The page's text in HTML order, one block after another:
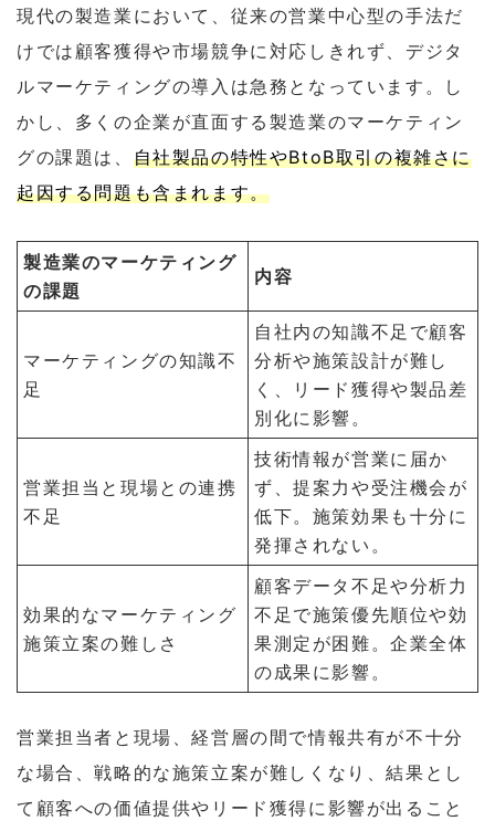
現代の製造業において、従来の営業中心型の手法だ
けでは顧客獲得や市場競争に対応しきれず、デジタ
ルマーケティングの導入は急務となっています。し
かし、多くの企業が直面する製造業のマーケティン
グの課題は、 自社製品の特性やBtoB取引の複雑さに
起因する問題も含まれます。
製造業のマーケティング
の課題
内容
マーケティングの知識不
足
自社内の知識不足で顧客
分析や施策設計が難し
く、リード獲得や製品差
別化に影響。
営業担当と現場との連携
不足
技術情報が営業に届か
ず、提案力や受注機会が
低下。施策効果も十分に
発揮されない。
効果的なマーケティング
施策立案の難しさ
顧客データ不足や分析力
不足で施策優先順位や効
果測定が困難。企業全体
の成果に影響。
営業担当者と現場、経営層の間で情報共有が不十分
な場合、戦略的な施策立案が難しくなり、結果とし
て顧客への価値提供やリード獲得に影響が出ること